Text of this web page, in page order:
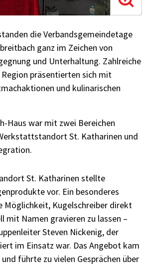
die Verbandsgemeindetage
ganz im Zeichen von
und Unterhaltung. Zahlreiche
präsentierten sich mit
und kulinarischen
Haus war mit zwei Bereichen
St. Katharinen und
St. Katharinen stellte
vor. Ein besonderes
Möglichkeit, Kugelschreiber direkt
mit Namen gravieren zu lassen –
Steven Nickenig, der
im Einsatz war. Das Angebot kam
führte zu vielen Gesprächen über